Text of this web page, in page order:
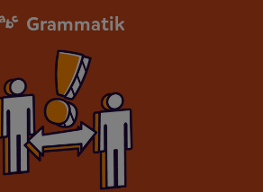
Testversion von scoyo.
Jetzt bestellen
0 1
Grammatik